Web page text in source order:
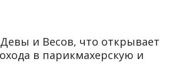
и Весов, что открывает
в парикмахерскую и